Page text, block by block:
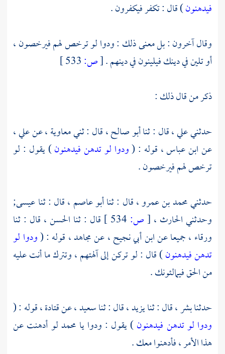
فيدهنون) قال : تكفر فيكفرون .
وقال آخرون : بل معنى ذلك : ودوا لو ترخص لهم فيرخصون ،
أو تلين في دينك فيلينون في دينهم .[ص:
ذكر من قال ذلك :
حدثنيعلي ،قال : ثناأبو صالح ،قال : ثنيمعاوية ،عنعلي ،
عنابن عباس ، قوله : (ودوا لو تدهن فيدهنون) يقول : لو
ترخص لهم فيرخصون .
حدثنيمحمد بن عمرو ،قال : ثناأبو عاصم ،قال : ثناعيسى;
وحدثنيالحارث ، [ص: قال : ثنا الحسن ، قال : ثنا
ورقاء ،جميعا عنابن أبي نجيح ،عنمجاهد ، قوله : (ودوا لو
تدهن فيدهنون) قال : لو تركن إلى آلهتهم ، وتترك ما أنت عليه
من الحق فيمالئونك .
حدثنابشر ،قال : ثنايزيد ،قال : ثناسعيد ،عنقتادة ،قوله : (
ودوا لو تدهن فيدهنون) يقول : ودوا يا محمدلو أدهنت عن
هذا الأمر ، فأدهنوا معك .